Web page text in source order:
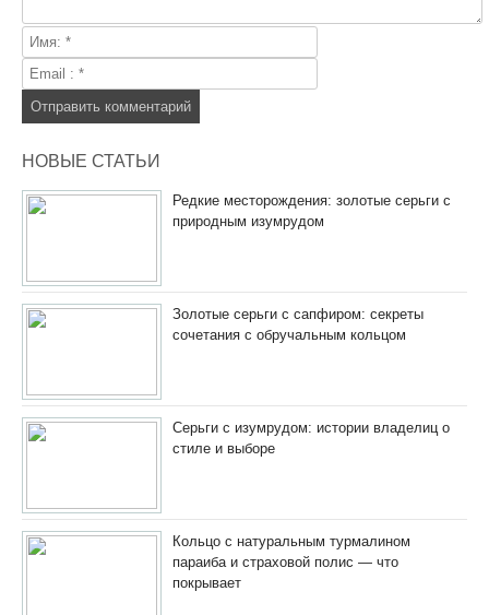
НОВЫЕ СТАТЬИ
Редкие месторождения: золотые серьги с
природным изумрудом
Золотые серьги с сапфиром: секреты
сочетания с обручальным кольцом
Серьги с изумрудом: истории владелиц о
стиле и выборе
Кольцо с натуральным турмалином
параиба и страховой полис — что
покрывает